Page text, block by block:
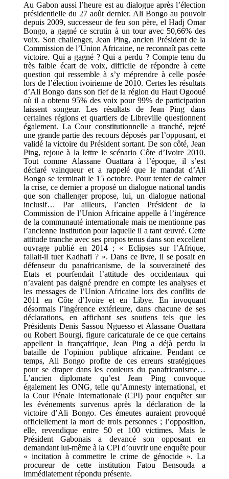
Au Gabon aussi l’heure est au dialogue après l’élection
présidentielle du 27 août dernier. Ali Bongo au pouvoir
depuis 2009, successeur de feu son père, el Hadj Omar
Bongo, a gagné ce scrutin à un tour avec 50,66% des
voix. Son challenger, Jean Ping, ancien Président de la
Commission de l’Union Africaine, ne reconnaît pas cette
victoire. Qui a gagné ? Qui a perdu ? Compte tenu du
très faible écart de voix, difficile de répondre à cette
question qui ressemble à s’y méprendre à celle posée
lors de l’élection ivoirienne de 2010. Certes les résultats
d’Ali Bongo dans son fief de la région du Haut Ogooué
où il a obtenu 95% des voix pour 99% de participation
laissent songeur. Les résultats de Jean Ping dans
certaines régions et quartiers de Libreville questionnent
également. La Cour constitutionnelle a tranché, rejeté
une grande partie des recours déposés par l’opposant, et
validé la victoire du Président sortant. De son côté, Jean
Ping, rejoue à la lettre le scénario Côte d’Ivoire 2010.
Tout comme Alassane Ouattara à l’époque, il s’est
déclaré vainqueur et a rappelé que le mandat d’Ali
Bongo se terminait le 15 octobre. Pour tenter de calmer
la crise, ce dernier a proposé un dialogue national tandis
que son challenger propose, lui, un dialogue national
inclusif… Par ailleurs, l’ancien Président de la
Commission de l’Union Africaine appelle à l’ingérence
de la communauté internationale mais ne mentionne pas
l’ancienne institution pour laquelle il a tant œuvré. Cette
attitude tranche avec ses propos tenus dans son excellent
ouvrage publié en 2014 ; « Eclipses sur l’Afrique,
fallait-il tuer Kadhafi ? ». Dans ce livre, il se posait en
défenseur du panafricanisme, de la souveraineté des
Etats et pourfendait l’attitude des occidentaux qui
n’avaient pas daigné prendre en compte les analyses et
les messages de l’Union Africaine lors des conflits de
2011 en Côte d’Ivoire et en Libye. En invoquant
désormais l’ingérence extérieure, dans chacune de ses
déclarations, en affichant ses soutiens tels que les
Présidents Denis Sassou Nguesso et Alassane Ouattara
ou Robert Bourgi, figure caricaturale de ce que certains
appellent la françafrique, Jean Ping a déjà perdu la
bataille de l’opinion publique africaine. Pendant ce
temps, Ali Bongo profite de ces erreurs stratégiques
pour se draper dans les couleurs du panafricanisme…
L’ancien diplomate qu’est Jean Ping convoque
également les ONG, telle qu’Amnesty international, et
la Cour Pénale Internationale (CPI) pour enquêter sur
les événements survenus après la déclaration de la
victoire d’Ali Bongo. Ces émeutes auraient provoqué
officiellement la mort de trois personnes ; l’opposition,
elle, revendique entre 50 et 100 victimes. Mais le
Président Gabonais a devancé son opposant en
demandant lui-même à la CPI d’ouvrir une enquête pour
« incitation à commettre le crime de génocide ». La
procureur de cette institution Fatou Bensouda a
immédiatement répondu présente.